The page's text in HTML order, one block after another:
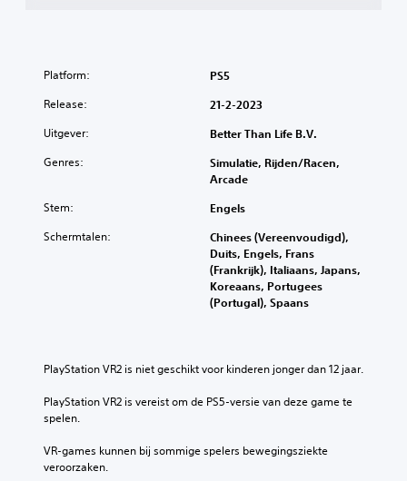
Platform: PS5
Release: 21-2-2023
Uitgever: Better Than Life B.V.
Genres:
Simulatie, Rijden/racen,
Arcade
Stem: Engels
Schermtalen:
Chinees (Vereenvoudigd),
Duits, Engels, Frans
(Frankrijk), Italiaans, Japans,
Koreaans, Portugees
(Portugal), Spaans
PlayStation VR2 is niet geschikt voor kinderen jonger dan 12 jaar.
PlayStation VR2 is vereist om de PS5-versie van deze game te
spelen.
VR-games kunnen bij sommige spelers bewegingsziekte
veroorzaken.